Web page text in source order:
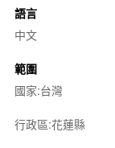
語言
中文
範圍
國家:台灣
行政區:花蓮縣